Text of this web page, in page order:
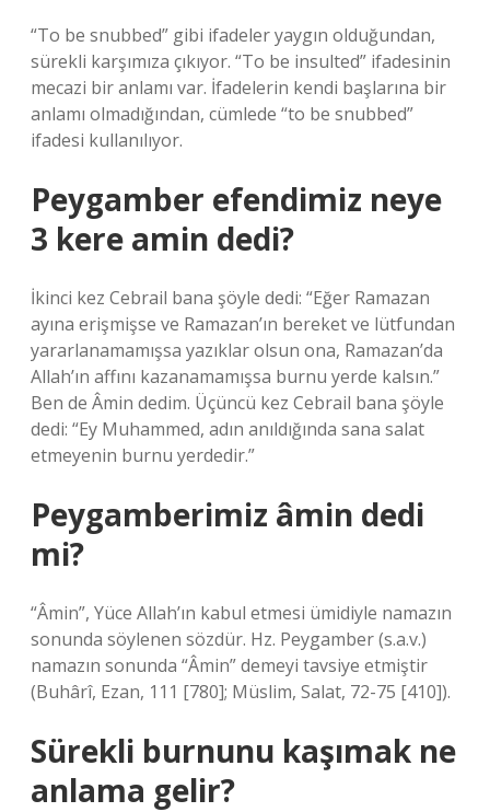
“To be snubbed” gibi ifadeler yaygın olduğundan,
sürekli karşımıza çıkıyor. “To be insulted” ifadesinin
mecazi bir anlamı var. İfadelerin kendi başlarına bir
anlamı olmadığından, cümlede “to be snubbed”
ifadesi kullanılıyor.
Peygamber efendimiz neye
3 kere amin dedi?
İkinci kez Cebrail bana şöyle dedi: “Eğer Ramazan
ayına erişmişse ve Ramazan’ın bereket ve lütfundan
yararlanamamışsa yazıklar olsun ona, Ramazan’da
Allah’ın affını kazanamamışsa burnu yerde kalsın.”
Ben de Âmin dedim. Üçüncü kez Cebrail bana şöyle
dedi: “Ey Muhammed, adın anıldığında sana salat
etmeyenin burnu yerdedir.”
Peygamberimiz âmin dedi
mi?
“Âmin”, Yüce Allah’ın kabul etmesi ümidiyle namazın
sonunda söylenen sözdür. Hz. Peygamber (s.a.v.)
namazın sonunda “Âmin” demeyi tavsiye etmiştir
(Buhârî, Ezan, 111 [780]; Müslim, Salat, 72-75 [410]).
Sürekli burnunu kaşımak ne
anlama gelir?